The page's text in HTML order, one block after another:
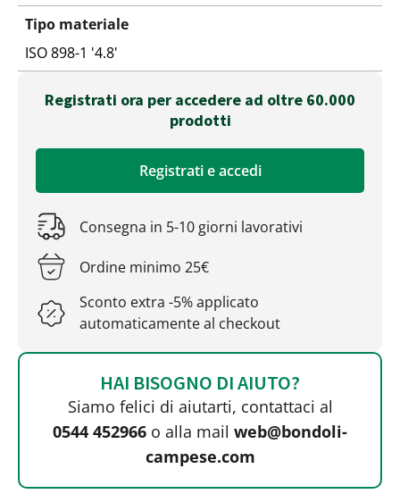
Tipo materiale
ISO 898-1 '4.8'
Registrati ora per accedere ad oltre 60.000
prodotti
Registrati e accedi
Consegna in 5-10 giorni lavorativi
Ordine minimo 25€
Sconto extra -5% applicato
automaticamente al checkout
HAI BISOGNO DI AIUTO?
Siamo felici di aiutarti, contattaci al
0544 452966 o alla mail web@bondoli-
campese.com